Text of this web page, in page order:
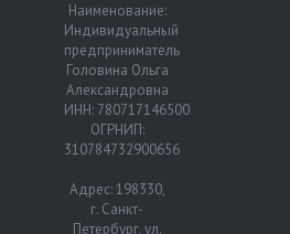
Наименование:
Индивидуальный
предприниматель
Головина Ольга
Александровна
ИНН: 780717146500
ОГРНИП:
310784732900656
Адрес: 198330,
г. Санкт-
Петербург, ул.